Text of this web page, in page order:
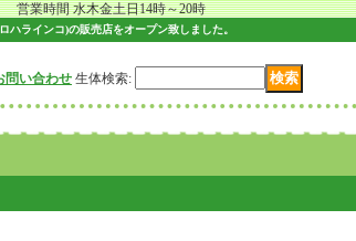
時間 水木金土日14時～20時
ラインコ)の販売店をオープン致しました。
問い合わせ 生体検索: